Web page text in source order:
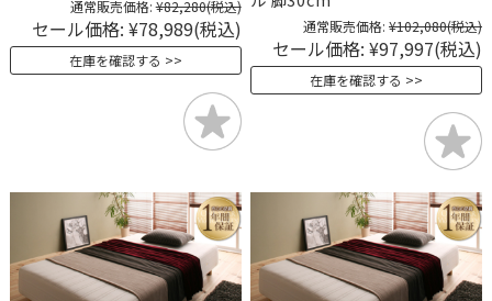
通常販売価格: ¥82,280(税込)
セール価格: ¥78,989(税込)
在庫を確認する
通常販売価格: ¥102,080(税込)
セール価格: ¥97,997(税込)
在庫を確認する